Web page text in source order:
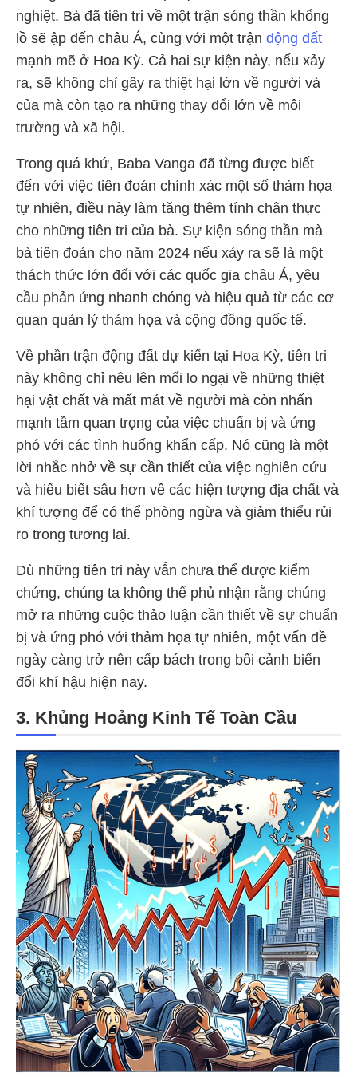
nghiệt. Bà đã tiên tri về một trận sóng thần khổng
lồ sẽ ập đến châu Á, cùng với một trận động đất
mạnh mẽ ở Hoa Kỳ. Cả hai sự kiện này, nếu xảy
ra, sẽ không chỉ gây ra thiệt hại lớn về người và
của mà còn tạo ra những thay đổi lớn về môi
trường và xã hội.
Trong quá khứ, Baba Vanga đã từng được biết
đến với việc tiên đoán chính xác một số thảm họa
tự nhiên, điều này làm tăng thêm tính chân thực
cho những tiên tri của bà. Sự kiện sóng thần mà
bà tiên đoán cho năm 2024 nếu xảy ra sẽ là một
thách thức lớn đối với các quốc gia châu Á, yêu
cầu phản ứng nhanh chóng và hiệu quả từ các cơ
quan quản lý thảm họa và cộng đồng quốc tế.
Về phần trận động đất dự kiến tại Hoa Kỳ, tiên tri
này không chỉ nêu lên mối lo ngại về những thiệt
hại vật chất và mất mát về người mà còn nhấn
mạnh tầm quan trọng của việc chuẩn bị và ứng
phó với các tình huống khẩn cấp. Nó cũng là một
lời nhắc nhở về sự cần thiết của việc nghiên cứu
và hiểu biết sâu hơn về các hiện tượng địa chất và
khí tượng để có thể phòng ngừa và giảm thiểu rủi
ro trong tương lai.
Dù những tiên tri này vẫn chưa thể được kiểm
chứng, chúng ta không thể phủ nhận rằng chúng
mở ra những cuộc thảo luận cần thiết về sự chuẩn
bị và ứng phó với thảm họa tự nhiên, một vấn đề
ngày càng trở nên cấp bách trong bối cảnh biến
đổi khí hậu hiện nay.
3. Khủng Hoảng Kinh Tế Toàn Cầu